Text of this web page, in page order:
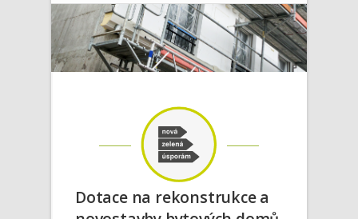
Dotace na rekonstrukce a